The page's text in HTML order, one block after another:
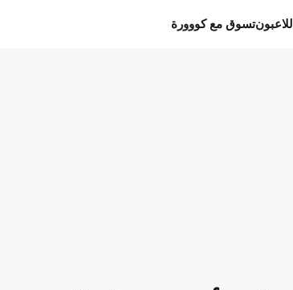
اللاعبونتسوق مع كووورة